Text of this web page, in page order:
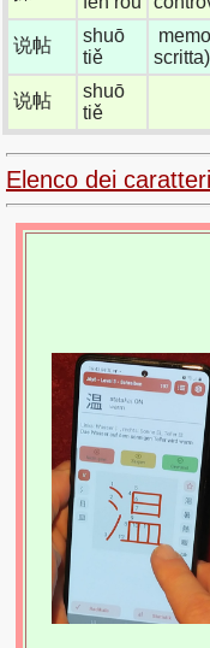
说帖
shuō
tiě
scritta)
说帖
shuō
tiě
Elenco dei caratteri